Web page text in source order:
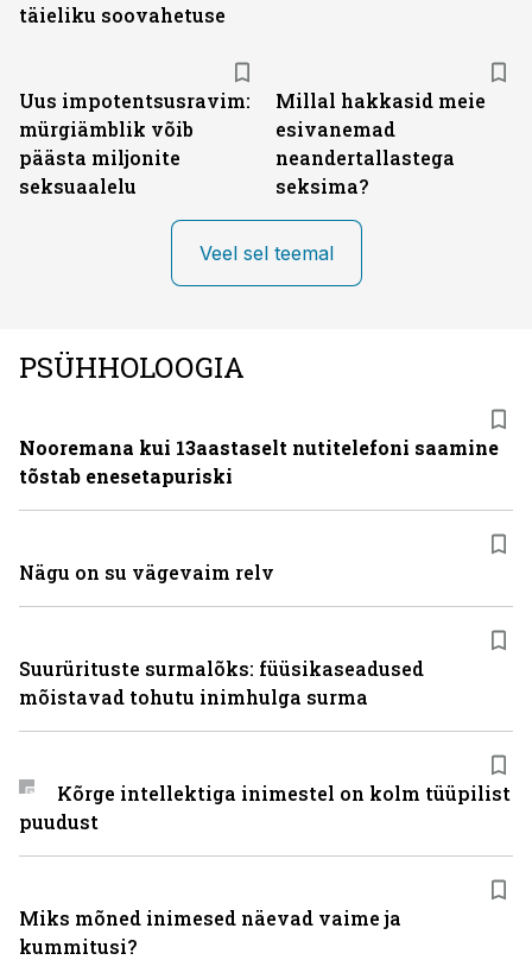
täieliku soovahetuse
Uus impotentsusravim:
mürgiämblik võib
päästa miljonite
seksuaalelu
Millal hakkasid meie
esivanemad
neandertallastega
seksima?
Veel sel teemal
PSÜHHOLOOGIA
Nooremana kui 13aastaselt nutitelefoni saamine
tõstab enesetapuriski
Nägu on su vägevaim relv
Suurürituste surmalõks: füüsikaseadused
mõistavad tohutu inimhulga surma
Kõrge intellektiga inimestel on kolm tüüpilist
puudust
Miks mõned inimesed näevad vaime ja
kummitusi?